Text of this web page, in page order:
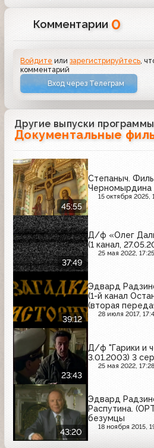
Комментарии 0
Войдите илизарегистрируйтесь ,
комментарий
Вход через Телеграм
Другие выпуски программы
Документальные
45:55
Степаныч.
Черномырдина
15 октября 2025,
37:49
Д/ф «Олег
(1 канал,
25 мая 2022, 17:25
39:12
Эдвард
(1-й канал
(вторая
28 июля 2017,
23:43
Д/ф "Гарики и
3.01.2003) 3
25 мая 2022, 17:28
43:20
Эдвард
Распутина.
безумцы
18 ноября 2015,